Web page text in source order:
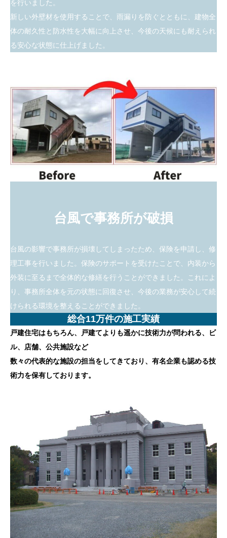
を行いました。
新しい外壁材を使用することで、雨漏りを防ぐとともに、建物全
体の耐久性と防水性を大幅に向上させ、今後の天候にも耐えられ
る安心な状態に仕上げました。
台風で事務所が破損
台風の影響で事務所が損壊してしまったため、保険を申請し、修
理工事を行いました。保険のサポートを受けたことで、内装から
外装に至るまで全体的な修繕を行うことができました。これによ
り、事務所全体を元の状態に回復させ、今後の業務が安心して続
けられる環境を整えることができました。
総合11万件の施工実績
戸建住宅はもちろん、戸建てよりも遥かに技術力が問われる、ビ
ル、店舗、公共施設など
数々の代表的な施設の担当をしてきており、有名企業も認める技
術力を保有しております。